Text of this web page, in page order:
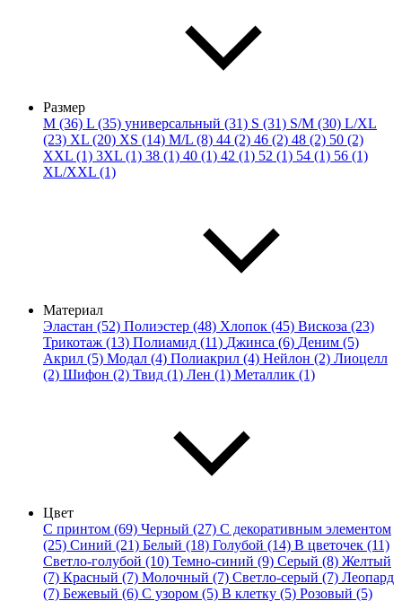
Размер
M (36) L (35) универсальный (31) S (31) S/M (30) L/XL
(23) XL (20) XS (14) M/L (8) 44 (2) 46 (2) 48 (2) 50 (2)
XXL (1) 3XL (1) 38 (1) 40 (1) 42 (1) 52 (1) 54 (1) 56 (1)
XL/XXL (1)
Материал
Эластан (52) Полиэстер (48) Хлопок (45) Вискоза (23)
Трикотаж (13) Полиамид (11) Джинса (6) Деним (5)
Акрил (5) Модал (4) Полиакрил (4) Нейлон (2) Лиоцелл
(2) Шифон (2) Твид (1) Лен (1) Металлик (1)
Цвет
С принтом (69) Черный (27) С декоративным элементом
(25) Синий (21) Белый (18) Голубой (14) В цветочек (11)
Светло-голубой (10) Темно-синий (9) Серый (8) Желтый
(7) Красный (7) Молочный (7) Светло-серый (7) Леопард
(7) Бежевый (6) С узором (5) В клетку (5) Розовый (5)